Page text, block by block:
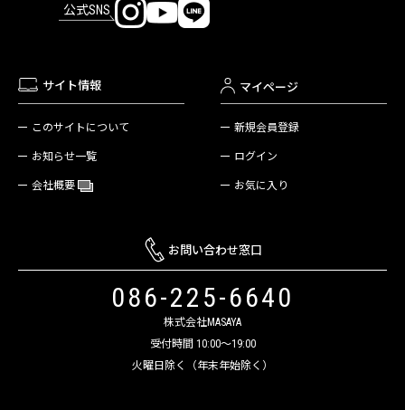
公式SNS
サイト情報
このサイトについて
お知らせ一覧
会社概要
マイページ
新規会員登録
ログイン
お気に入り
お問い合わせ窓口
086-225-6640
株式会社MASAYA
受付時間 10:00～19:00
火曜日除く（年末年始除く）